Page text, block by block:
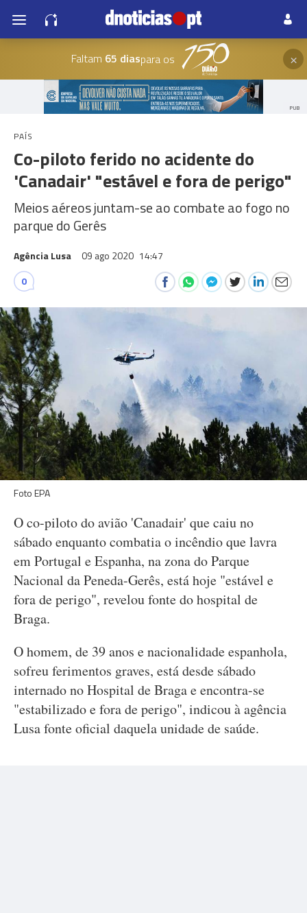
Faltam 65 diaspara os ×
PUB
PAÍS
Co-piloto ferido no acidente do
'Canadair' "estável e fora de perigo"
Meios aéreos juntam-se ao combate ao fogo no
parque do Gerês
Agência Lusa 09 ago 2020 14:47
0
Foto EPA
O co-piloto do avião 'Canadair' que caiu no
sábado enquanto combatia o incêndio que lavra
em Portugal e Espanha, na zona do Parque
Nacional da Peneda-Gerês, está hoje "estável e
fora de perigo", revelou fonte do hospital de
Braga.
O homem, de 39 anos e nacionalidade espanhola,
sofreu ferimentos graves, está desde sábado
internado no Hospital de Braga e encontra-se
"estabilizado e fora de perigo", indicou à agência
Lusa fonte oficial daquela unidade de saúde.